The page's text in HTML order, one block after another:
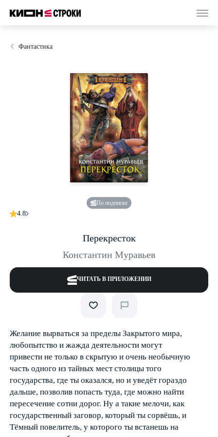
Фантастика
По подписке
4.8
Перекресток
Константин Муравьев
ЧИТАТЬ В ПРИЛОЖЕНИИ
Желание вырваться за пределы Закрытого мира,
любопытство и жажда деятельности могут
привести не только в скрытую и очень необычную
часть одного из тайных мест столицы того
государства, где ты оказался, но и уведёт гораздо
дальше, позволив попасть туда, где можно найти
пересечение сотни дорог. Ну а такие мелочи, как
государственный заговор, который ты сорвёшь, и
Тёмный повелитель, у которого ты встанешь на